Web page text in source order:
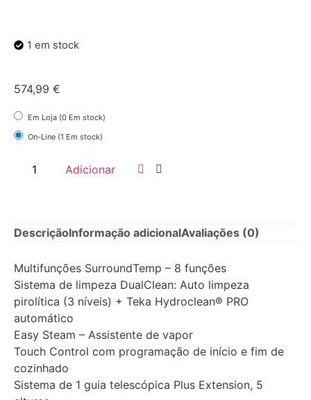
1 em stock
574,99 €
Em Loja (0 Em stock)
On-Line (1 Em stock)
Adicionar
DescriçãoInformação adicionalAvaliações (0)
Multifunções SurroundTemp – 8 funções
Sistema de limpeza DualClean: Auto limpeza
pirolítica (3 níveis) + Teka Hydroclean® PRO
automático
Easy Steam – Assistente de vapor
Touch Control com programação de início e fim de
cozinhado
Sistema de 1 guia telescópica Plus Extension, 5